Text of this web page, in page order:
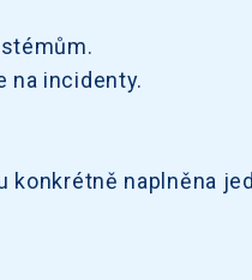
na incidenty.
naplněna